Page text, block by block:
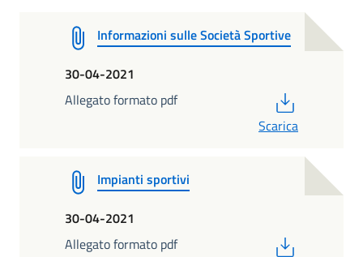
Informazioni sulle Società Sportive
30-04-2021
Allegato formato pdf
Scarica
Impianti sportivi
30-04-2021
Allegato formato pdf